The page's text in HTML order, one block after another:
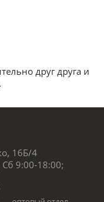
друг друга и
16Б/4
Сб 9:00-18:00;